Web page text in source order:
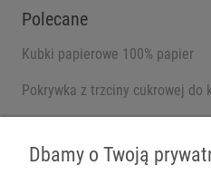
Polecane
Kubki papierowe 100% papier
Pokrywka z trzciny cukrowej do
Dbamy o Twoją